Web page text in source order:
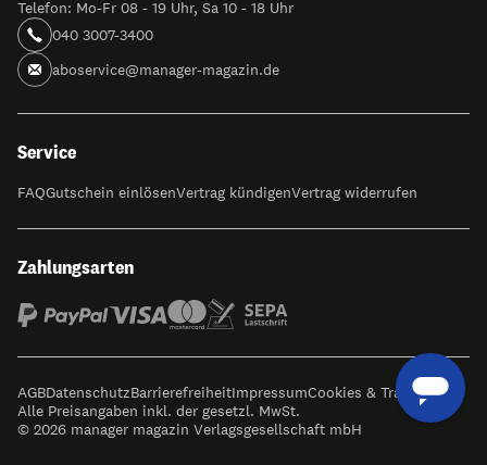
Telefon: Mo-Fr 08 - 19 Uhr, Sa 10 - 18 Uhr
040 3007-3400
aboservice@manager-magazin.de
Service
FAQGutschein einlösenVertrag kündigenVertrag widerrufen
Zahlungsarten
AGBDatenschutzBarrierefreiheitImpressumCookies & Tracking
Alle Preisangaben inkl. der gesetzl. MwSt.
© 2026 manager magazin Verlagsgesellschaft mbH